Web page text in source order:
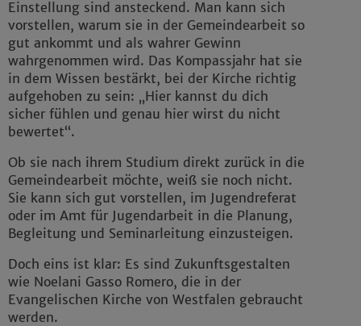
Einstellung sind ansteckend. Man kann sich
vorstellen, warum sie in der Gemeindearbeit so
gut ankommt und als wahrer Gewinn
wahrgenommen wird. Das Kompassjahr hat sie
in dem Wissen bestärkt, bei der Kirche richtig
aufgehoben zu sein: „Hier kannst du dich
sicher fühlen und genau hier wirst du nicht
bewertet“.
Ob sie nach ihrem Studium direkt zurück in die
Gemeindearbeit möchte, weiß sie noch nicht.
Sie kann sich gut vorstellen, im Jugendreferat
oder im Amt für Jugendarbeit in die Planung,
Begleitung und Seminarleitung einzusteigen.
Doch eins ist klar: Es sind Zukunftsgestalten
wie Noelani Gasso Romero, die in der
Evangelischen Kirche von Westfalen gebraucht
werden.